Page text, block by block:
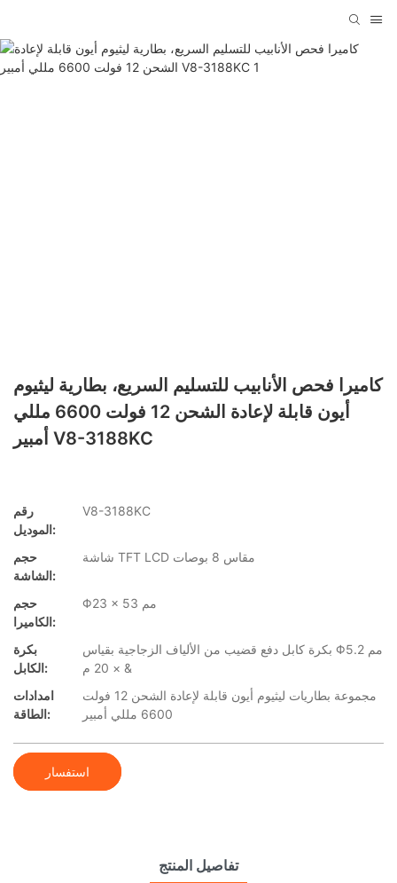
كاميرا فحص الأنابيب للتسليم السريع، بطارية ليثيوم
أيون قابلة لإعادة الشحن 12 فولت 6600 مللي
أمبير V8-3188KC
رقم
الموديل:
V8-3188KC
حجم
الشاشة:
شاشة TFT LCD مقاس 8 بوصات
حجم
الكاميرا:
Φ23 × 53 مم
بكرة
الكابل:
بكرة كابل دفع قضيب من الألياف الزجاجية بقياس Φ5.2 مم
× 20 م &
امدادات
الطاقة:
مجموعة بطاريات ليثيوم أيون قابلة لإعادة الشحن 12 فولت
6600 مللي أمبير
استفسار
تفاصيل المنتج